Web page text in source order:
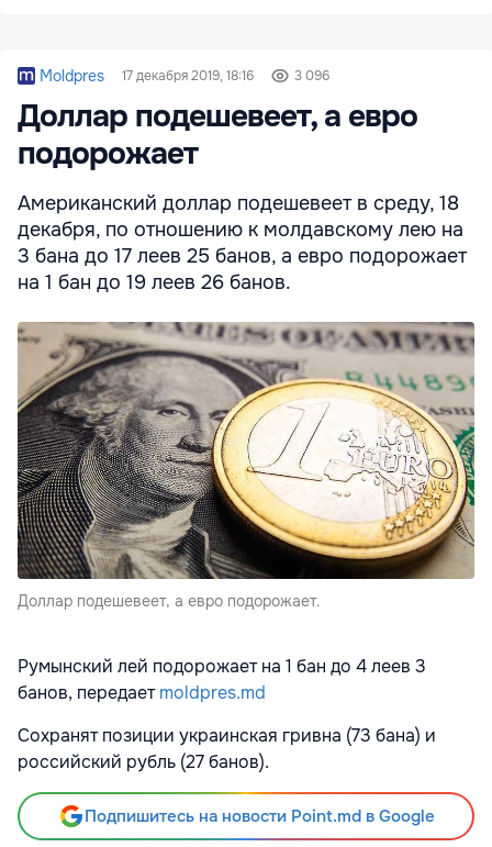
Moldpres 17 декабря 2019, 18:16 3 096
Доллар подешевеет, а евро
подорожает
Американский доллар подешевеет в среду, 18
декабря, по отношению к молдавскому лею на
3 бана до 17 леев 25 банов, а евро подорожает
на 1 бан до 19 леев 26 банов.
Доллар подешевеет, а евро подорожает.
Румынский лей подорожает на 1 бан до 4 леев 3
банов, передаетmoldpres.md
Сохранят позиции украинская гривна (73 бана) и
российский рубль (27 банов).
Подпишитесь на новости Point.md в Google